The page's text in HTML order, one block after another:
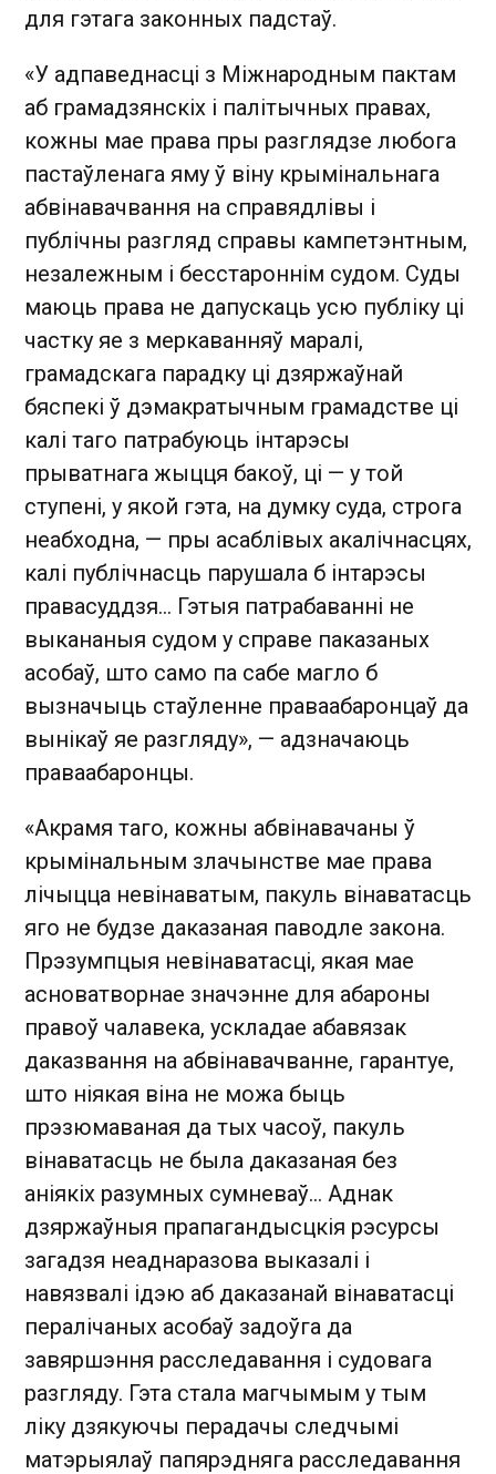
для гэтага законных падстаў.
«У адпаведнасці з Міжнародным пактам
аб грамадзянскіх і палітычных правах,
кожны мае права пры разглядзе любога
пастаўленага яму ў віну крымінальнага
абвінавачвання на справядлівы і
публічны разгляд справы кампетэнтным,
незалежным і бесстароннім судом. Суды
маюць права не дапускаць усю публіку ці
частку яе з меркаванняў маралі,
грамадскага парадку ці дзяржаўнай
бяспекі ў дэмакратычным грамадстве ці
калі таго патрабуюць інтарэсы
прыватнага жыцця бакоў, ці — у той
ступені, у якой гэта, на думку суда, строга
неабходна, — пры асаблівых акалічнасцях,
калі публічнасць парушала б інтарэсы
правасуддзя… Гэтыя патрабаванні не
выкананыя судом у справе паказаных
асобаў, што само па сабе магло б
вызначыць стаўленне праваабаронцаў да
вынікаў яе разгляду», — адзначаюць
праваабаронцы.
«Акрамя таго, кожны абвінавачаны ў
крымінальным злачынстве мае права
лічыцца невінаватым, пакуль вінаватасць
яго не будзе даказаная паводле закона.
Прэзумпцыя невінаватасці, якая мае
асноватворнае значэнне для абароны
правоў чалавека, ускладае абавязак
даказвання на абвінавачванне, гарантуе,
што ніякая віна не можа быць
прэзюмаваная да тых часоў, пакуль
вінаватасць не была даказаная без
аніякіх разумных сумневаў… Аднак
дзяржаўныя прапагандысцкія рэсурсы
загадзя неаднаразова выказалі і
навязвалі ідэю аб даказанай вінаватасці
пералічаных асобаў задоўга да
завяршэння расследавання і судовага
разгляду. Гэта стала магчымым у тым
ліку дзякуючы перадачы следчымі
матэрыялаў папярэдняга расследавання